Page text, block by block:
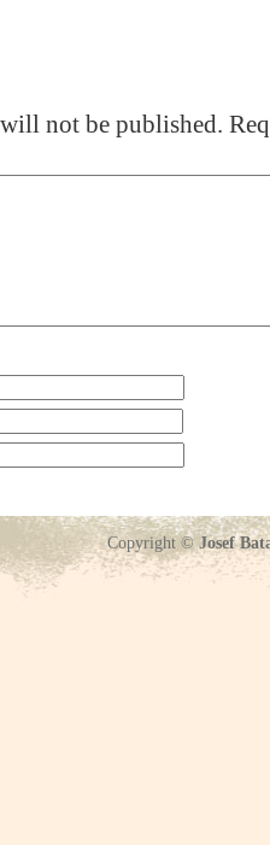
not be published.
Copyright ©Josef